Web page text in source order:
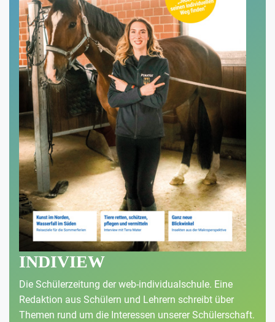
INDIVIEW
Die Schülerzeitung der web-individualschule. Eine
Redaktion aus Schülern und Lehrern schreibt über
Themen rund um die Interessen unserer Schülerschaft.